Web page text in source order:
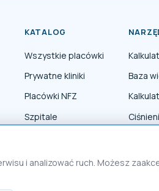
KATALOG
Wszystkie placówki
Prywatne kliniki
Placówki NFZ
Szpitale
Baza
i analizować ruch. Możesz